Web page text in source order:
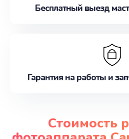
Бесплатный выезд
Гарантия на работы и
Стоимость